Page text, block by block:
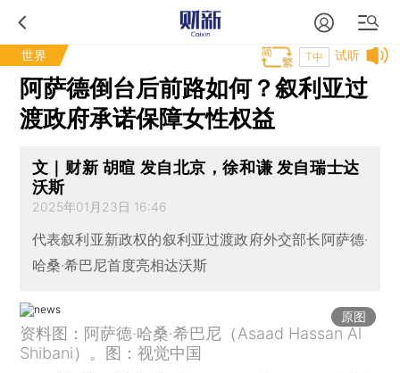
世界 试听
T中
阿萨德倒台后前路如何？叙利亚过
渡政府承诺保障女性权益
文｜财新 胡暄 发自北京，徐和谦 发自瑞士达
沃斯
2025年01月23日 16:46
代表叙利亚新政权的叙利亚过渡政府外交部长阿萨德·
哈桑·希巴尼首度亮相达沃斯
原图
资料图：阿萨德·哈桑·希巴尼（Asaad Hassan Al
Shibani）。图：视觉中国